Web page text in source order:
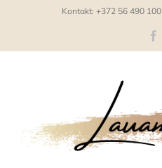
content
Kontakt: +372 56 490 100